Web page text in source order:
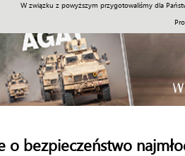
W związku z powyższym przygotowaliśmy dla
o bezpieczeństwo